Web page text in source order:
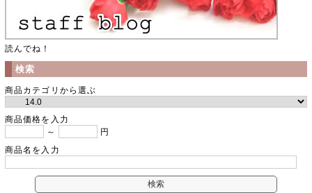
読んでね！
検索
商品カテゴリから選ぶ
商品価格を入力
～
円
商品名を入力